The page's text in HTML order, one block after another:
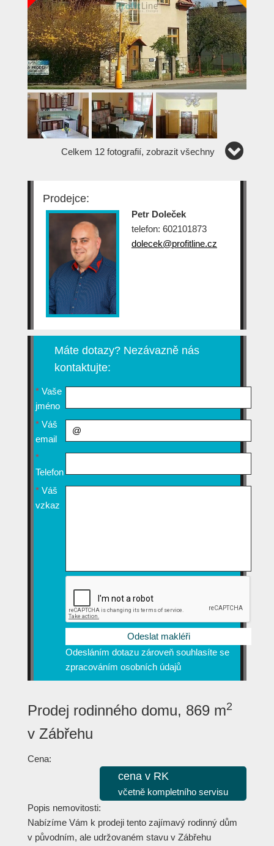
Celkem 12 fotografií, zobrazit všechny
Prodejce:
Petr Doleček
telefon: 602101873
dolecek@profitline.cz
Máte dotazy? Nezávazně nás
kontaktujte:
* Vaše
jméno
* Váš
email
*
Telefon
* Váš
vzkaz
Odesláním dotazu zároveň souhlasíte se
zpracováním osobních údajů
Prodej rodinného domu, 869 m2
v Zábřehu
Cena:
cena v RK
včetně kompletního servisu
Popis nemovitosti:
Nabízíme Vám k prodeji tento zajímavý rodinný dům
v původním, ale udržovaném stavu v Zábřehu